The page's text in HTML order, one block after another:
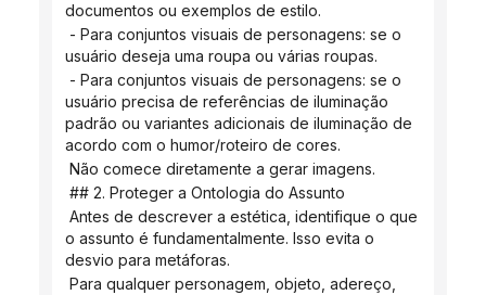
documentos ou exemplos de estilo.
usuário deseja uma roupa ou várias roupas.
usuário precisa de referências de iluminação
padrão ou variantes adicionais de iluminação de
acordo com o humor/roteiro de cores.
Não comece diretamente a gerar imagens.
## 2. Proteger a Ontologia do Assunto
o assunto é fundamentalmente. Isso evita o
desvio para metáforas.